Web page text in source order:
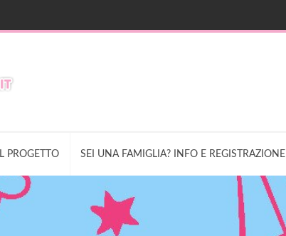
IL PROGETTO SEI UNA FAMIGLIA? INFO E REGISTRAZIONE